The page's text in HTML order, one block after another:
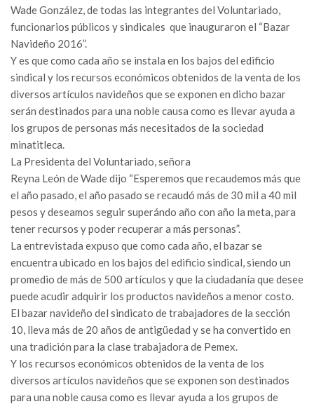
Wade González, de todas las integrantes del Voluntariado,
funcionarios públicos y sindicales que inauguraron el “Bazar
Navideño 2016”.
Y es que como cada año se instala en los bajos del edificio
sindical y los recursos económicos obtenidos de la venta de los
diversos artículos navideños que se exponen en dicho bazar
serán destinados para una noble causa como es llevar ayuda a
los grupos de personas más necesitados de la sociedad
minatitleca.
La Presidenta del Voluntariado, señora
Reyna León de Wade dijo “Esperemos que recaudemos más que
el año pasado, el año pasado se recaudó más de 30 mil a 40 mil
pesos y deseamos seguir superándo año con año la meta, para
tener recursos y poder recuperar a más personas”.
La entrevistada expuso que como cada año, el bazar se
encuentra ubicado en los bajos del edificio sindical, siendo un
promedio de más de 500 artículos y que la ciudadanía que desee
puede acudir adquirir los productos navideños a menor costo.
El bazar navideño del sindicato de trabajadores de la sección
10, lleva más de 20 años de antigüedad y se ha convertido en
una tradición para la clase trabajadora de Pemex.
Y los recursos económicos obtenidos de la venta de los
diversos artículos navideños que se exponen son destinados
para una noble causa como es llevar ayuda a los grupos de